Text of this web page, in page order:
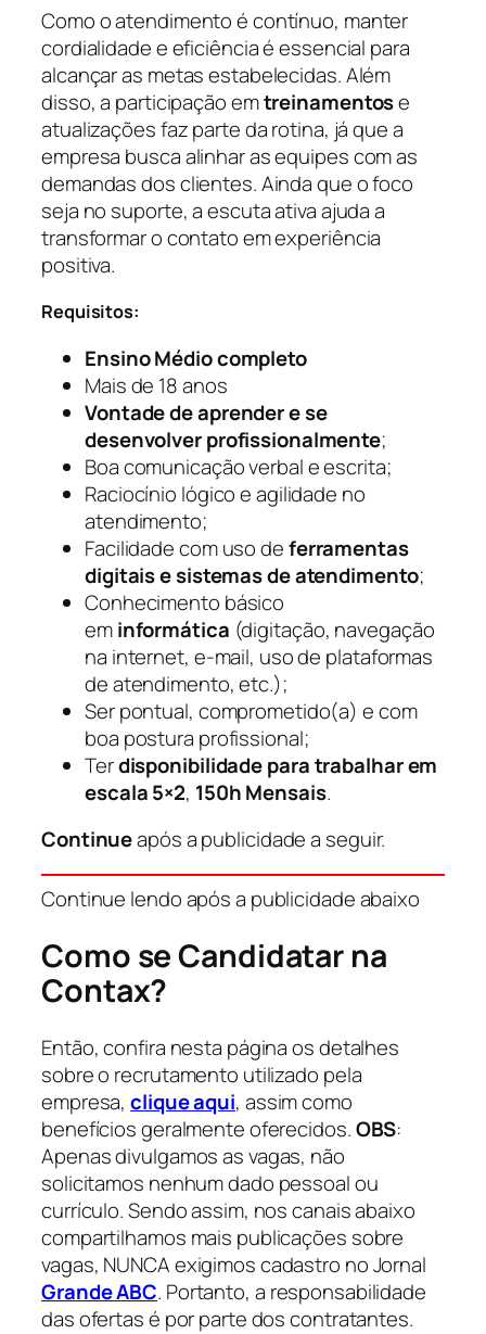
Como o atendimento é contínuo, manter
cordialidade e eficiência é essencial para
alcançar as metas estabelecidas. Além
disso, a participação emtreinamentose
atualizações faz parte da rotina, já que a
empresa busca alinhar as equipes com as
demandas dos clientes. Ainda que o foco
seja no suporte, a escuta ativa ajuda a
transformar o contato em experiência
positiva.
Requisitos:
Ensino Médio completo
Mais de 18 anos
Vontade de aprender e se
desenvolver profissionalmente;
Boa comunicação verbal e escrita;
Raciocínio lógico e agilidade no
atendimento;
Facilidade com uso deferramentas
digitais e sistemas de atendimento;
Conhecimento básico
eminformática (digitação, navegação
na internet, e-mail, uso de plataformas
de atendimento, etc.);
Ser pontual, comprometido(a) e com
boa postura profissional;
Terdisponibilidade para trabalhar em
escala 5×2, 150h Mensais.
Continueapós a publicidade a seguir.
Continue lendo após a publicidade abaixo
Como se Candidatar na
Contax?
Então, confira nesta página os detalhes
sobre o recrutamento utilizado pela
empresa,clique aqui, assim como
benefícios geralmente oferecidos.OBS:
Apenas divulgamos as vagas, não
solicitamos nenhum dado pessoal ou
currículo. Sendo assim, nos canais abaixo
compartilhamos mais publicações sobre
vagas, NUNCA exigimos cadastro no Jornal
Grande ABC. Portanto, a responsabilidade
das ofertas é por parte dos contratantes.